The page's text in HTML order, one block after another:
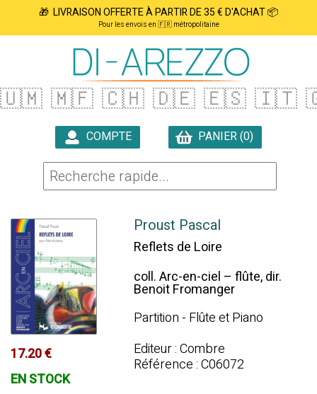
🎁 LIVRAISON OFFERTE À PARTIR DE 35 € D'ACHAT 📦
Pour les envois en 🇫🇷 métropolitaine
🇺🇲 🇲🇫 🇨🇭 🇩🇪 🇪🇸 🇮🇹
COMPTE
PANIER (0)
17.20 €
EN STOCK
Proust Pascal
Reflets de Loire
coll. Arc-en-ciel – flûte, dir.
Benoit Fromanger
Partition - Flûte et Piano
Editeur : Combre
Référence : C06072